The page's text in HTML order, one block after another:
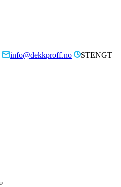
info@dekkproff.no
STENGT